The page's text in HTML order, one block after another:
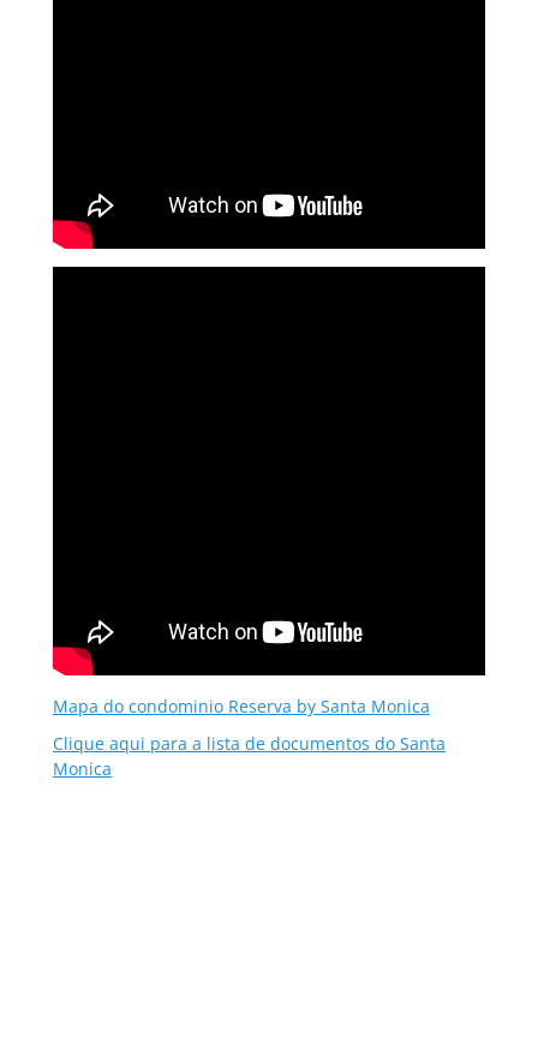
Mapa do condominio Reserva by Santa Monica
Clique aqui para a lista de documentos do Santa
Monica